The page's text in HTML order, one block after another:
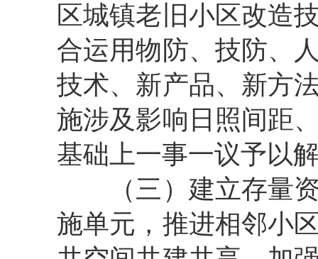
区城镇老旧小区改造
合运用物防、技防、
技术、新产品、新方
施涉及影响日照间距
基础上一事一议予以
（三）建立存量
施单元，推进相邻小